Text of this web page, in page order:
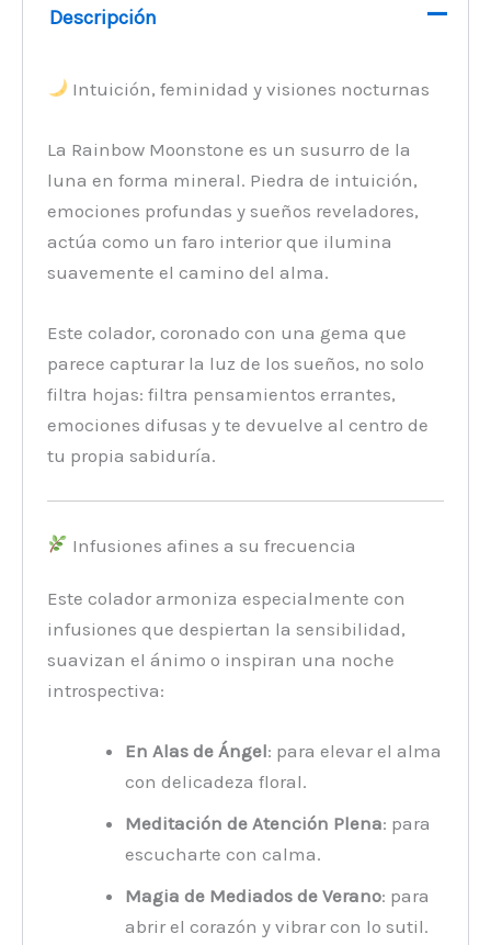
Descripción
Intuición, feminidad y visiones nocturnas
La Rainbow Moonstone es un susurro de la
luna en forma mineral. Piedra de intuición,
emociones profundas y sueños reveladores,
actúa como un faro interior que ilumina
suavemente el camino del alma.
Este colador, coronado con una gema que
parece capturar la luz de los sueños, no solo
filtra hojas: filtra pensamientos errantes,
emociones difusas y te devuelve al centro de
tu propia sabiduría.
Infusiones afines a su frecuencia
Este colador armoniza especialmente con
infusiones que despiertan la sensibilidad,
suavizan el ánimo o inspiran una noche
introspectiva:
En Alas de Ángel: para elevar el alma
con delicadeza floral.
Meditación de Atención Plena: para
escucharte con calma.
Magia de Mediados de Verano: para
abrir el corazón y vibrar con lo sutil.